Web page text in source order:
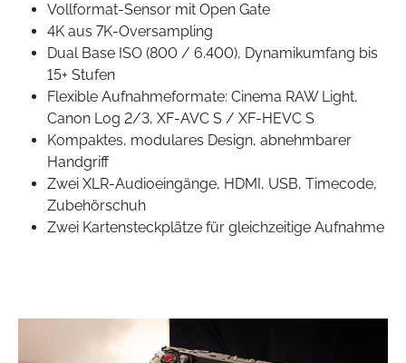
Vollformat-Sensor mit Open Gate
4K aus 7K-Oversampling
Dual Base ISO (800 / 6.400), Dynamikumfang bis
15+ Stufen
Flexible Aufnahmeformate: Cinema RAW Light,
Canon Log 2/3, XF-AVC S / XF-HEVC S
Kompaktes, modulares Design, abnehmbarer
Handgriff
Zwei XLR-Audioeingänge, HDMI, USB, Timecode,
Zubehörschuh
Zwei Kartensteckplätze für gleichzeitige Aufnahme